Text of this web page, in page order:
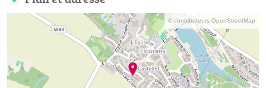
© contributeurs OpenStreetMap